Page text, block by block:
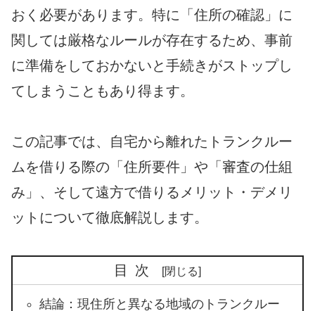
おく必要があります。特に「住所の確認」に
関しては厳格なルールが存在するため、事前
に準備をしておかないと手続きがストップし
てしまうこともあり得ます。
この記事では、自宅から離れたトランクルー
ムを借りる際の「住所要件」や「審査の仕組
み」、そして遠方で借りるメリット・デメリ
ットについて徹底解説します。
目次
結論：現住所と異なる地域のトランクルー